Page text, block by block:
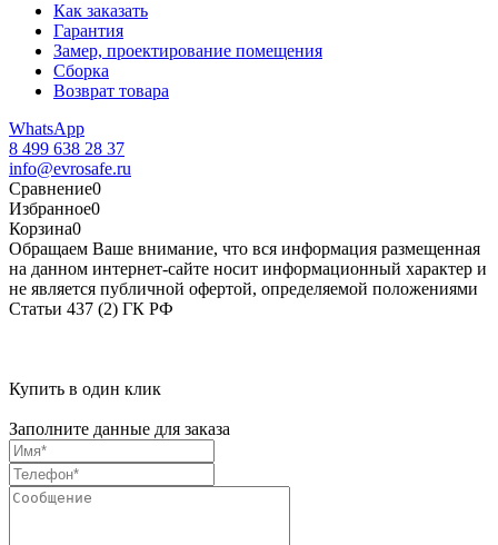
Как заказать
Гарантия
Замер, проектирование помещения
Сборка
Возврат товара
WhatsApp
8 499 638 28 37
info@evrosafe.ru
Сравнение0
Избранное0
Корзина0
Обращаем Ваше внимание, что вся информация размещенная
на данном интернет-сайте носит информационный характер и
не является публичной офертой, определяемой положениями
Статьи 437 (2) ГК РФ
Купить в один клик
Заполните данные для заказа